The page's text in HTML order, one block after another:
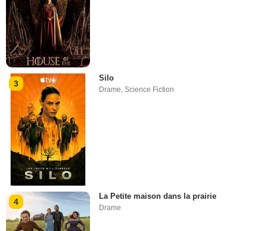
3
Silo
Drame ,Science Fiction
4
La Petite maison dans la prairie
Drame